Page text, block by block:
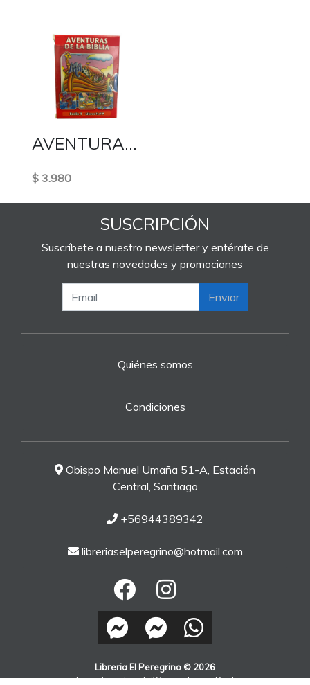
AVENTURAS DE LA BIBLIA SERIE 1
$ 3.980
SUSCRIPCIÓN
Suscríbete a nuestro newsletter y entérate de
nuestras novedades y promociones
Enviar
Quiénes somos
Condiciones
Obispo Manuel Umaña 51-A, Estación
Central, Santiago
+56944389342
libreriaselperegrino@hotmail.com
Libreria El Peregrino © 2026
¿Te gusta mi tienda? Yo vendo conBsale